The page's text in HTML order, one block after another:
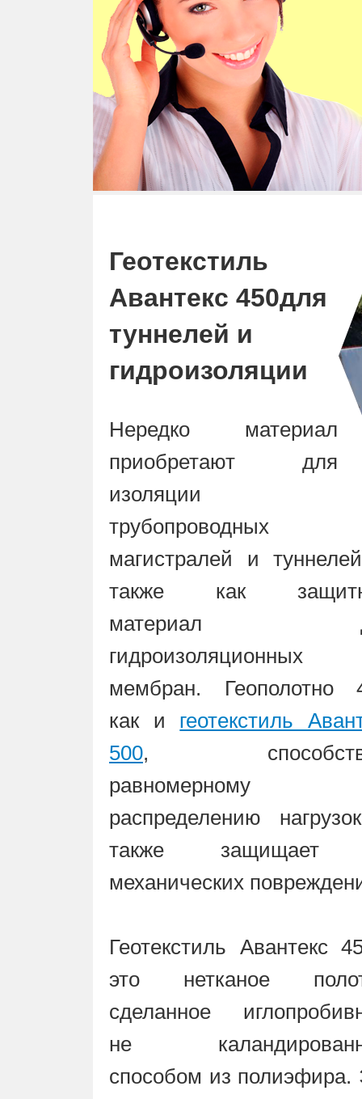
Геотекстиль
Авантекс 450для
туннелей и
гидроизоляции
Нередко материал
приобретают для
изоляции
трубопроводных
магистралей и
также как
материал
гидроизоляционных
мембран. Геополотно
как и геотекстиль
500,
равномерному
распределению
также защищает
механических
Геотекстиль Авантекс
это нетканое
сделанное
не
способом из полиэфира.